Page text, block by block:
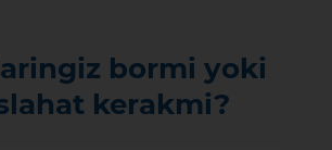
bormi yoki
kerakmi?